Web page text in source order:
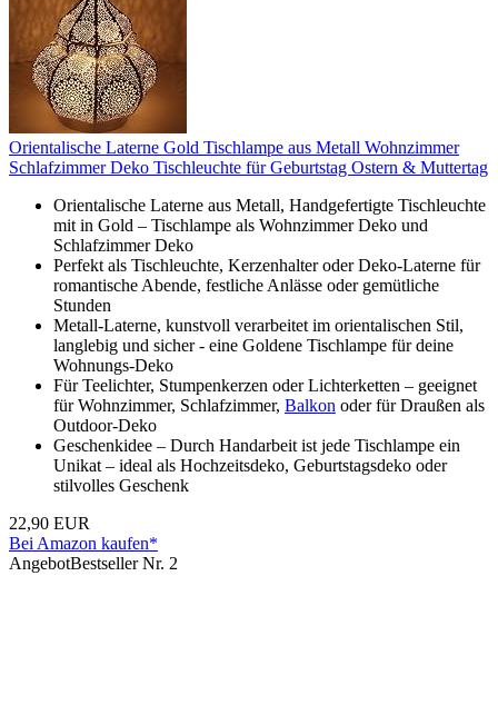
Orientalische Laterne Gold Tischlampe aus Metall Wohnzimmer
Schlafzimmer Deko Tischleuchte für Geburtstag Ostern & Muttertag
Orientalische Laterne aus Metall, Handgefertigte Tischleuchte
mit in Gold – Tischlampe als Wohnzimmer Deko und
Schlafzimmer Deko
Perfekt als Tischleuchte, Kerzenhalter oder Deko-Laterne für
romantische Abende, festliche Anlässe oder gemütliche
Stunden
Metall-Laterne, kunstvoll verarbeitet im orientalischen Stil,
langlebig und sicher - eine Goldene Tischlampe für deine
Wohnungs-Deko
Für Teelichter, Stumpenkerzen oder Lichterketten – geeignet
für Wohnzimmer, Schlafzimmer, Balkon oder für Draußen als
Outdoor-Deko
Geschenkidee – Durch Handarbeit ist jede Tischlampe ein
Unikat – ideal als Hochzeitsdeko, Geburtstagsdeko oder
stilvolles Geschenk
22,90 EUR
Bei Amazon kaufen*
AngebotBestseller Nr. 2